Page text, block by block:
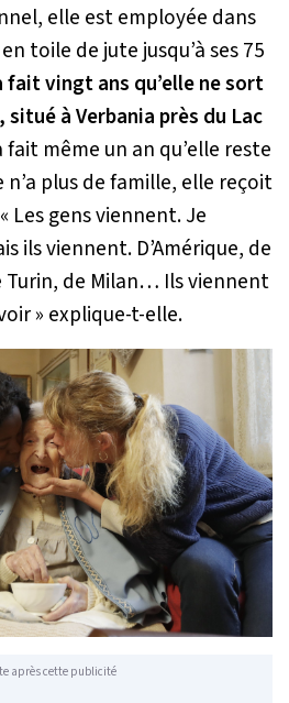
elle est employée dans
toile de jute jusqu’à ses 75
fait vingt ans qu’elle ne sort
à Verbania près du Lac
fait même un an qu’elle reste
plus de famille, elle reçoit
« Les gens viennent. Je
ils viennent. D’Amérique, de
Turin, de Milan… Ils viennent
» explique-t-elle.
après cette publicité